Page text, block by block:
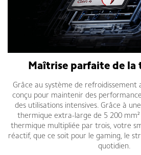
Maîtrise parfaite de la
Grâce au système de refroidissement
conçu pour maintenir des
des utilisations intensives. Grâce à
thermique extra-large de 5 200
thermique multipliée par trois, votre
réactif, que ce soit pour le gaming, le
quotidien.